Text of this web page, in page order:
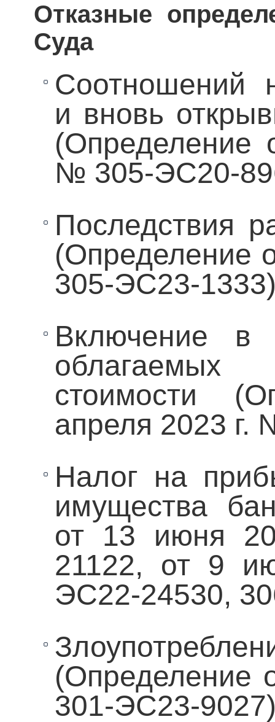
Отказные
Суда
Соотношений
и вновь
(Определение
№ 305-ЭС20-
Последствия
(Определение
305-ЭС23-
Включение в
стоимости
апреля 2023
Налог на
имущества
от 13 июня
21122, от 9
ЭС22-24530,
(Определение
301-ЭС23-